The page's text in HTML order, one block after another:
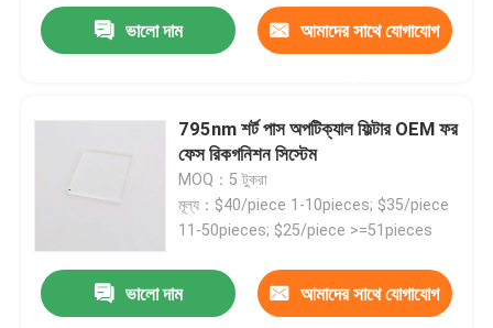
ভালো দাম আমাদের সাথে যোগাযোগ
795nm শর্ট পাস অপটিক্যাল ফিল্টার OEM ফর
ফেস রিকগনিশন সিস্টেম
MOQ：5 টুকরা
মূল্য：$40/piece 1-10pieces; $35/piece
11-50pieces; $25/piece >=51pieces
ভালো দাম আমাদের সাথে যোগাযোগ